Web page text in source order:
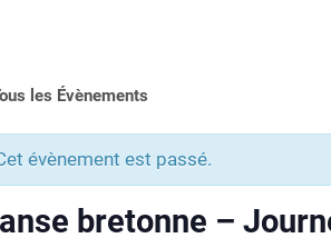
les Évènements
évènement est passé.
bretonne –